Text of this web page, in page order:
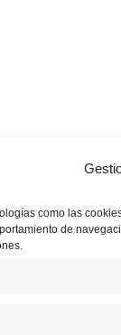
como las
de